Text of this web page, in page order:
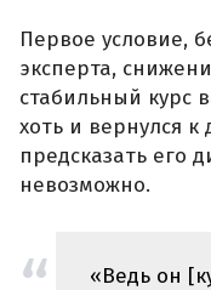
Первое условие,
эксперта,
стабильный курс
хоть и вернулся
предсказать его
невозможно.
«Ведь он